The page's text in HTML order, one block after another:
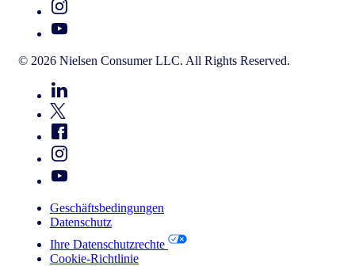
© 2026 Nielsen Consumer LLC. All Rights Reserved.
Geschäftsbedingungen
Datenschutz
Ihre Datenschutzrechte
Cookie-Richtlinie